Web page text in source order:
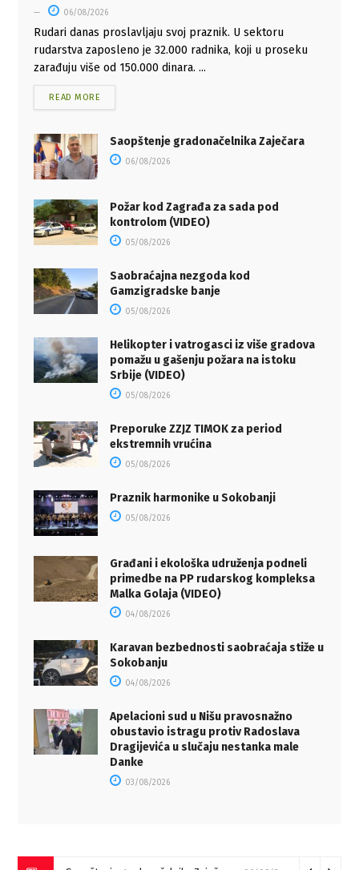
06/08/2026
Rudari danas proslavljaju svoj praznik. U sektoru
rudarstva zaposleno je 32.000 radnika, koji u proseku
zarađuju više od 150.000 dinara. ...
READ MORE
Saopštenje gradonačelnika Zaječara
06/08/2026
Požar kod Zagrađa za sada pod
kontrolom (VIDEO)
05/08/2026
Saobraćajna nezgoda kod
Gamzigradske banje
05/08/2026
Helikopter i vatrogasci iz više gradova
pomažu u gašenju požara na istoku
Srbije (VIDEO)
05/08/2026
Preporuke ZZJZ TIMOK za period
ekstremnih vrućina
05/08/2026
Praznik harmonike u Sokobanji
05/08/2026
Građani i ekološka udruženja podneli
primedbe na PP rudarskog kompleksa
Malka Golaja (VIDEO)
04/08/2026
Karavan bezbednosti saobraćaja stiže u
Sokobanju
04/08/2026
Apelacioni sud u Nišu pravosnažno
obustavio istragu protiv Radoslava
Dragijevića u slučaju nestanka male
Danke
03/08/2026